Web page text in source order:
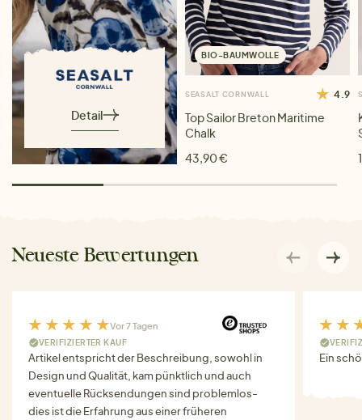
Detail
BIO-BAUMWOLLE
SEASALT CORNWALL 4.9
Top Sailor Breton Maritime
Chalk
43,90 €
Neueste Bewertungen
Vor 7 Tagen
VERIFIZIERTER KAUF
Artikel entspricht der Beschreibung, sowohl in
Design und Qualität, kam pünktlich und auch
eventuelle Rücksendungen sind problemlos-
dies ist die Erfahrung aus einer früheren
Ein